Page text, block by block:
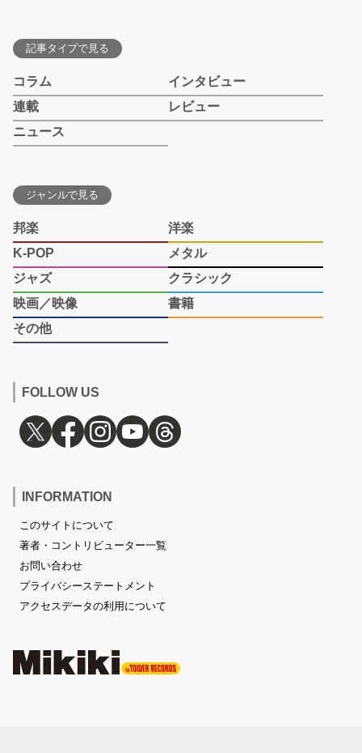
記事タイプで見る
コラム
インタビュー
連載
レビュー
ニュース
ジャンルで見る
邦楽
洋楽
K-POP
メタル
ジャズ
クラシック
映画／映像
書籍
その他
FOLLOW US
INFORMATION
このサイトについて
著者・コントリビューター一覧
お問い合わせ
プライバシーステートメント
アクセスデータの利用について